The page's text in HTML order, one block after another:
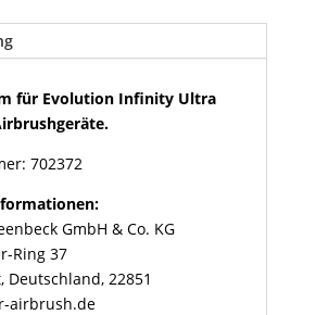
für Evolution Infinity Ultra
702372
GmbH & Co. KG
Ring 37
Deutschland, 22851
airbrush.de